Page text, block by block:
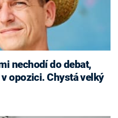
nechodí do debat,
opozici. Chystá velký